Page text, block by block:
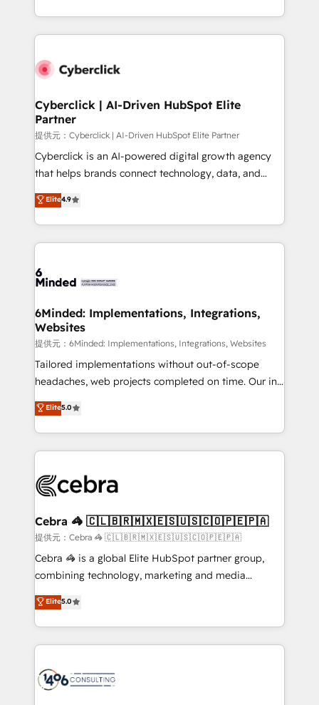
America. From casual user to super fan: make
Canada, we’ve delivered thousands of successful
HubSpot projects for mid-market and enterprise
combine HubSpot, data, and AI to design connected
and technology for predictable, scalable revenue
growth. Our expertise spans RevOps, CRM and data
architecture, AI enablement, and strategic marketing,
delivered through our proprietary FLAIR framework
for responsible AI adoption. As a HubSpot Elite
we blend strategy, creativity, and technology to help
organisations scale smarter and grow stronger.
Cyberclick | AI-Driven HubSpot Elite
Partner
提供元：Cyberclick | AI-Driven HubSpot Elite Partner
Cyberclick is an AI-powered digital growth agency
that helps brands connect technology, data, and
creativity to achieve measurable results. Founded in
Barcelona and operating across Spain, LATAM, and
the UK, we support global companies in building
smarter marketing, sales, and customer success
Iberia (Spain & Portugal), we combine human insight
growth. Our multidisciplinary team designs solutions
that simplify complexity, boost performance, and
turn innovation into real impact. 🌍 Highlights •
HubSpot Partner since 2012 • 2022 EMEA Impact
Award: Best Integration • 150+ successful HubSpot
technology for integrations • Multilingual team:
English, Spanish, Portuguese & Italian 👉 Grow
Elite4.9
6Minded: Implementations, Integrations,
Websites
提供元：6Minded: Implementations, Integrations, Websites
Tailored implementations without out-of-scope
headaches, web projects completed on time. Our in-
house team of certified CRM architects, experts,
developers, designers, and marketers handles all
aspects of your HubSpot. ✨ 400+ global clients ✨
100+ seamless migrations from 15+ different CRMs
implementations, and 5,000+ pages ✨ CS: Clients
CS: 245% organic growth & +751% new visitors for a
full-funnel HubSpot project ✨ CS: 415% conversion
boost with a new HubSpot site Recognized leaders:
🏆 HubSpot Platform Migration Impact Award 🏆
Inbound Campaign of the Year 🏆 Gold AVA Digital
Award for Best Website 🌟 Accreditations: CRM
Elite5.0
Cebra 🦓 🇨🇱🇧🇷🇲🇽🇪🇸🇺🇸🇨🇴🇵🇪🇵🇦
提供元：Cebra 🦓 🇨🇱🇧🇷🇲🇽🇪🇸🇺🇸🇨🇴🇵🇪🇵🇦
Cebra 🦓 is a global Elite HubSpot partner group,
combining technology, marketing and media
expertise across Latin America and Southern
Europe, with teams across 7 countries. Born in Chile,
we combine local insight with international reach to
help businesses grow through technology, creativity,
500+ HubSpot implementations, building end-to-
Elite5.0